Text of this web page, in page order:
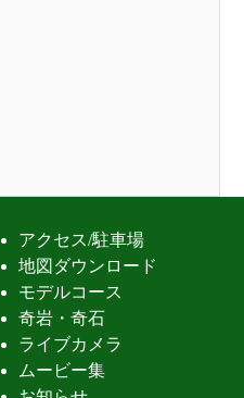
アクセス/駐車場
地図ダウンロード
モデルコース
奇岩・奇石
ライブカメラ
ムービー集